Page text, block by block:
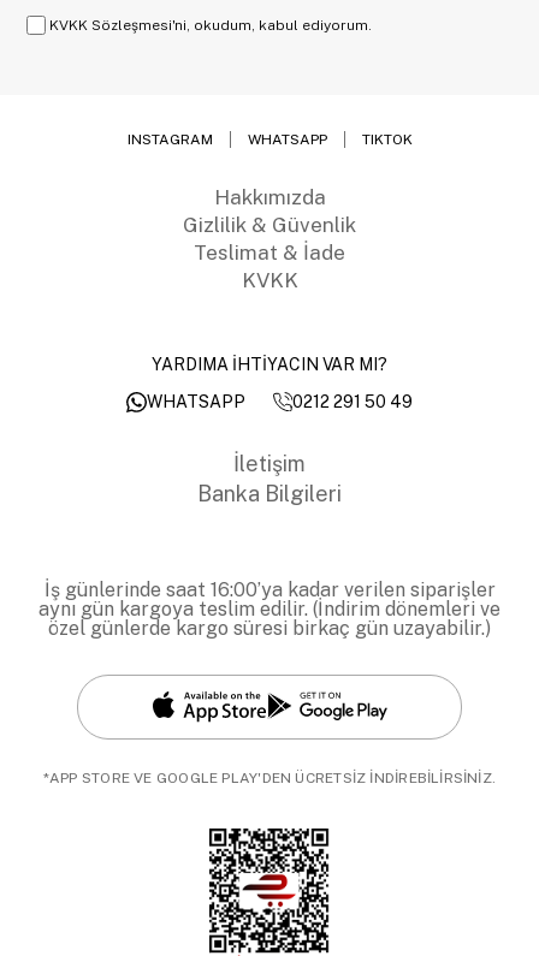
KVKK Sözleşmesi'ni, okudum, kabul ediyorum.
INSTAGRAM WHATSAPP TIKTOK
Hakkımızda
Gizlilik & Güvenlik
Teslimat & İade
KVKK
YARDIMA İHTİYACIN VAR MI?
WHATSAPP
0212 291 50 49
İletişim
Banka Bilgileri
İş günlerinde saat 16:00’ya kadar verilen siparişler
aynı gün kargoya teslim edilir. (İndirim dönemleri ve
özel günlerde kargo süresi birkaç gün uzayabilir.)
*APP STORE VE GOOGLE PLAY'DEN ÜCRETSİZ İNDİREBİLİRSİNİZ.